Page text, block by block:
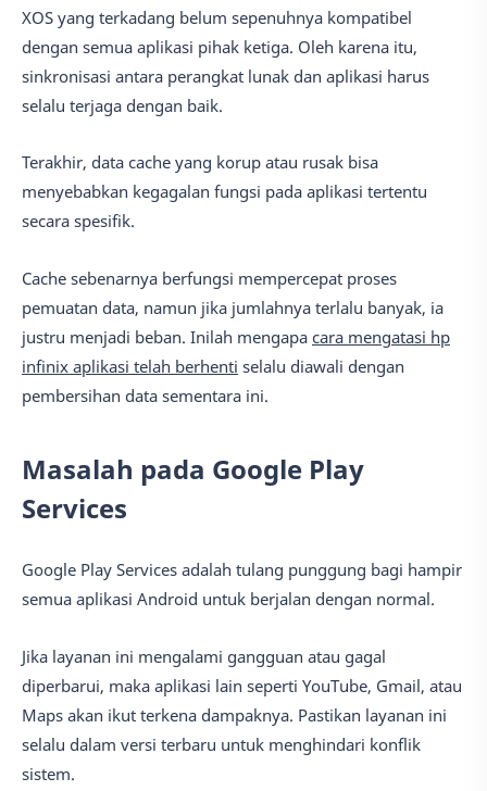
XOS yang terkadang belum sepenuhnya kompatibel
dengan semua aplikasi pihak ketiga. Oleh karena itu,
sinkronisasi antara perangkat lunak dan aplikasi harus
selalu terjaga dengan baik.
Terakhir, data cache yang korup atau rusak bisa
menyebabkan kegagalan fungsi pada aplikasi tertentu
secara spesifik.
Cache sebenarnya berfungsi mempercepat proses
pemuatan data, namun jika jumlahnya terlalu banyak, ia
justru menjadi beban. Inilah mengapa cara mengatasi hp
infinix aplikasi telah berhenti selalu diawali dengan
pembersihan data sementara ini.
Masalah pada Google Play
Services
Google Play Services adalah tulang punggung bagi hampir
semua aplikasi Android untuk berjalan dengan normal.
Jika layanan ini mengalami gangguan atau gagal
diperbarui, maka aplikasi lain seperti YouTube, Gmail, atau
Maps akan ikut terkena dampaknya. Pastikan layanan ini
selalu dalam versi terbaru untuk menghindari konflik
sistem.